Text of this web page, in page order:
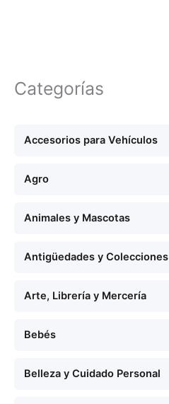
Categorías
Accesorios para Vehículos
Agro
Animales y Mascotas
Antigüedades y Colecciones
Arte, Librería y Mercería
Bebés
Belleza y Cuidado Personal